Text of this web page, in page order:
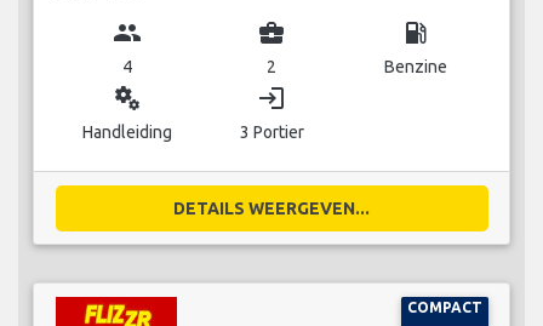
group
4
business_center
2
local_gas_station
Benzine
miscellaneous_services
Handleiding
login
3 Portier
DETAILS WEERGEVEN...
COMPACT